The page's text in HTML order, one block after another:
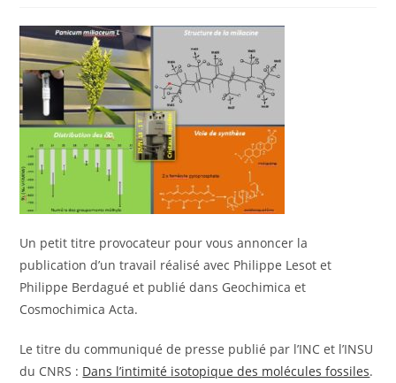
Un petit titre provocateur pour vous annoncer la
publication d’un travail réalisé avec Philippe Lesot et
Philippe Berdagué et publié dans Geochimica et
Cosmochimica Acta.
Le titre du communiqué de presse publié par l’INC et l’INSU
du CNRS : Dans l’intimité isotopique des molécules fossiles.